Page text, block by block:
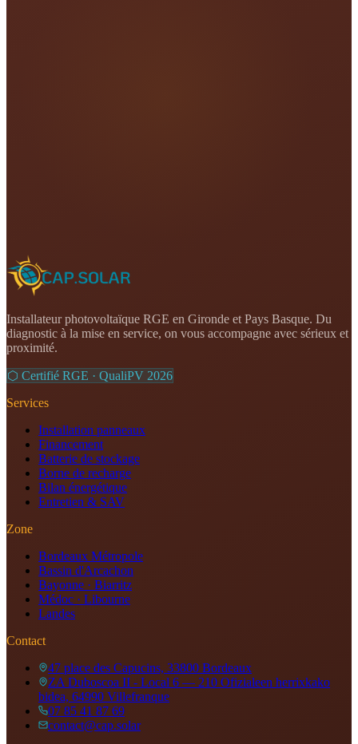
Installateur photovoltaïque RGE en Gironde et Pays Basque. Du
diagnostic à la mise en service, on vous accompagne avec sérieux et
proximité.
⬡ Certifié RGE · QualiPV 2026
Services
Installation panneaux
Financement
Batterie de stockage
Borne de recharge
Bilan énergétique
Entretien & SAV
Zone
Bordeaux Métropole
Bassin d'Arcachon
Bayonne · Biarritz
Médoc · Libourne
Landes
Contact
47 place des Capucins, 33800 Bordeaux
ZA Duboscoa II - Local 6 — 210 Ofizialeen herrixkako
bidea, 64990 Villefranque
07 85 41 87 69
contact@cap.solar